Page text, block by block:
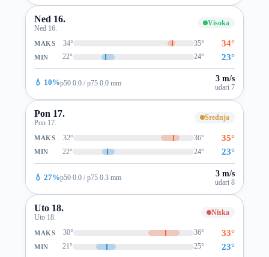
Ned 16.
Ned 16.
Visoka
MAKS 34° 35° 34°
MIN 22° 24° 23°
💧 10%p50 0.0 / p75 0.0 mm 3 m/s
udari 7
Pon 17.
Pon 17.
Srednja
MAKS 32° 36° 35°
MIN 22° 24° 23°
💧 27%p50 0.0 / p75 0.3 mm 3 m/s
udari 8
Uto 18.
Uto 18.
Niska
MAKS 30° 36° 33°
MIN 21° 25° 23°